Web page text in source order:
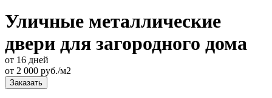
Уличные металлические
двери для загородного дома
от 16 дней
от 2 000 руб./м2
Заказать